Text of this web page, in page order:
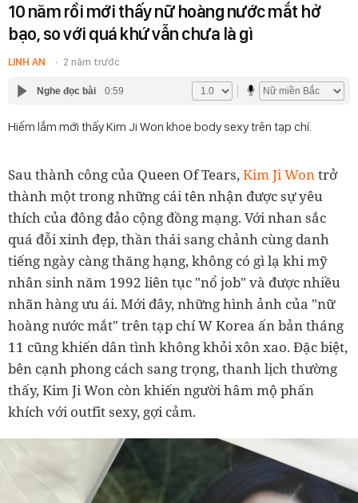
10 năm rồi mới thấy nữ hoàng nước mắt hở
bạo, so với quá khứ vẫn chưa là gì
LINH AN 2 năm trước
Nghe đọc bài 0:59
Hiếm lắm mới thấy Kim Ji Won khoe body sexy trên tạp chí.
Sau thành công của Queen Of Tears,Kim Ji Wontrở
thành một trong những cái tên nhận được sự yêu
thích của đông đảo cộng đồng mạng. Với nhan sắc
quá đỗi xinh đẹp, thần thái sang chảnh cùng danh
tiếng ngày càng thăng hạng, không có gì lạ khi mỹ
nhân sinh năm 1992 liên tục "nổ job" và được nhiều
nhãn hàng ưu ái. Mới đây, những hình ảnh của "nữ
hoàng nước mắt" trên tạp chí W Korea ấn bản tháng
11 cũng khiến dân tình không khỏi xôn xao. Đặc biệt,
bên cạnh phong cách sang trọng, thanh lịch thường
thấy, Kim Ji Won còn khiến người hâm mộ phấn
khích với outfit sexy, gợi cảm.